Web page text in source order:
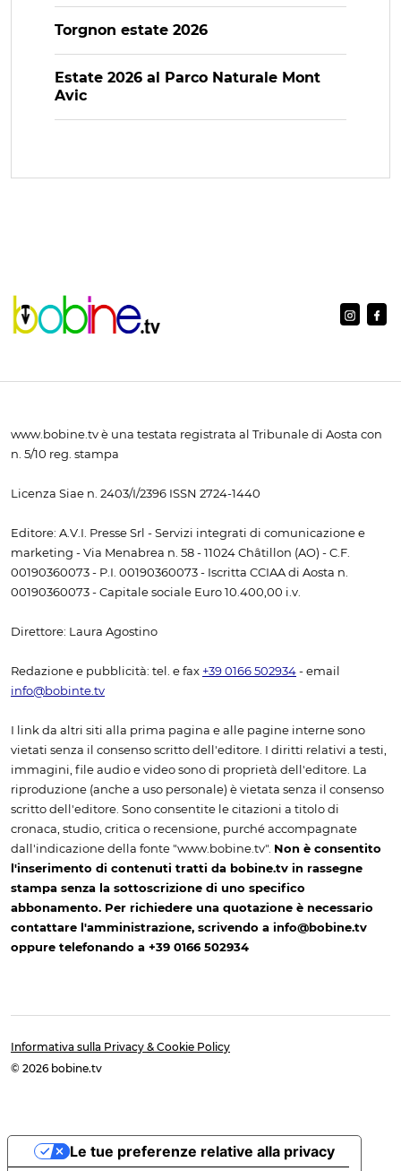
Torgnon estate 2026
Estate 2026 al Parco Naturale Mont
Avic
www.bobine.tv è una testata registrata al Tribunale di Aosta con
n. 5/10 reg. stampa
Licenza Siae n. 2403/I/2396 ISSN 2724-1440
Editore: A.V.I. Presse Srl - Servizi integrati di comunicazione e
marketing - Via Menabrea n. 58 - 11024 Châtillon (AO) - C.F.
00190360073 - P.I. 00190360073 - Iscritta CCIAA di Aosta n.
00190360073 - Capitale sociale Euro 10.400,00 i.v.
Direttore: Laura Agostino
Redazione e pubblicità: tel. e fax +39 0166 502934 - email
info@bobinte.tv
I link da altri siti alla prima pagina e alle pagine interne sono
vietati senza il consenso scritto dell'editore. I diritti relativi a testi,
immagini, file audio e video sono di proprietà dell'editore. La
riproduzione (anche a uso personale) è vietata senza il consenso
scritto dell'editore. Sono consentite le citazioni a titolo di
cronaca, studio, critica o recensione, purché accompagnate
dall'indicazione della fonte "www.bobine.tv". Non è consentito
l'inserimento di contenuti tratti da bobine.tv in rassegne
stampa senza la sottoscrizione di uno specifico
abbonamento. Per richiedere una quotazione è necessario
contattare l'amministrazione, scrivendo a info@bobine.tv
oppure telefonando a +39 0166 502934
Informativa sulla Privacy & Cookie Policy
© 2026 bobine.tv
Le tue preferenze relative alla privacy